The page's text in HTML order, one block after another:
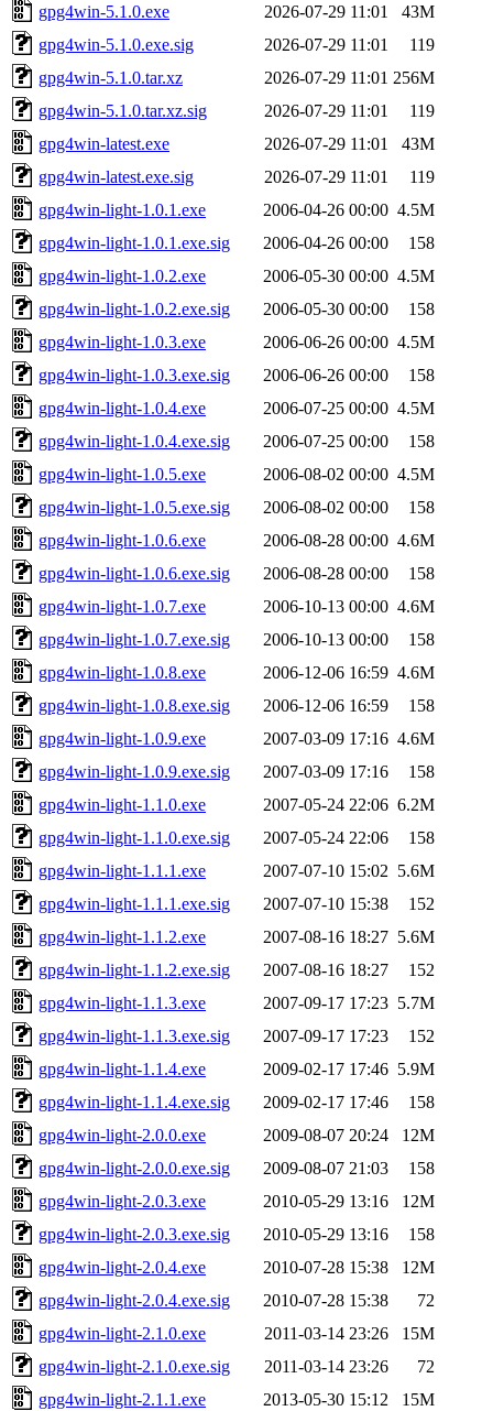
gpg4win-5.1.0.exe
2026-07-29 11:01
43M
gpg4win-5.1.0.exe.sig
2026-07-29 11:01
119
gpg4win-5.1.0.tar.xz
2026-07-29 11:01 256M
gpg4win-5.1.0.tar.xz.sig
2026-07-29 11:01
119
gpg4win-latest.exe
2026-07-29 11:01
43M
gpg4win-latest.exe.sig
2026-07-29 11:01
119
gpg4win-light-1.0.1.exe
2006-04-26 00:00 4.5M
gpg4win-light-1.0.1.exe.sig
2006-04-26 00:00
158
gpg4win-light-1.0.2.exe
2006-05-30 00:00 4.5M
gpg4win-light-1.0.2.exe.sig
2006-05-30 00:00
158
gpg4win-light-1.0.3.exe
2006-06-26 00:00 4.5M
gpg4win-light-1.0.3.exe.sig
2006-06-26 00:00
158
gpg4win-light-1.0.4.exe
2006-07-25 00:00 4.5M
gpg4win-light-1.0.4.exe.sig
2006-07-25 00:00
158
gpg4win-light-1.0.5.exe
2006-08-02 00:00 4.5M
gpg4win-light-1.0.5.exe.sig
2006-08-02 00:00
158
gpg4win-light-1.0.6.exe
2006-08-28 00:00 4.6M
gpg4win-light-1.0.6.exe.sig
2006-08-28 00:00
158
gpg4win-light-1.0.7.exe
2006-10-13 00:00 4.6M
gpg4win-light-1.0.7.exe.sig
2006-10-13 00:00
158
gpg4win-light-1.0.8.exe
2006-12-06 16:59 4.6M
gpg4win-light-1.0.8.exe.sig
2006-12-06 16:59
158
gpg4win-light-1.0.9.exe
2007-03-09 17:16 4.6M
gpg4win-light-1.0.9.exe.sig
2007-03-09 17:16
158
gpg4win-light-1.1.0.exe
2007-05-24 22:06 6.2M
gpg4win-light-1.1.0.exe.sig
2007-05-24 22:06
158
gpg4win-light-1.1.1.exe
2007-07-10 15:02 5.6M
gpg4win-light-1.1.1.exe.sig
2007-07-10 15:38
152
gpg4win-light-1.1.2.exe
2007-08-16 18:27 5.6M
gpg4win-light-1.1.2.exe.sig
2007-08-16 18:27
152
gpg4win-light-1.1.3.exe
2007-09-17 17:23 5.7M
gpg4win-light-1.1.3.exe.sig
2007-09-17 17:23
152
gpg4win-light-1.1.4.exe
2009-02-17 17:46 5.9M
gpg4win-light-1.1.4.exe.sig
2009-02-17 17:46
158
gpg4win-light-2.0.0.exe
2009-08-07 20:24
12M
gpg4win-light-2.0.0.exe.sig
2009-08-07 21:03
158
gpg4win-light-2.0.3.exe
2010-05-29 13:16
12M
gpg4win-light-2.0.3.exe.sig
2010-05-29 13:16
158
gpg4win-light-2.0.4.exe
2010-07-28 15:38
12M
gpg4win-light-2.0.4.exe.sig
2010-07-28 15:38
72
gpg4win-light-2.1.0.exe
2011-03-14 23:26
15M
gpg4win-light-2.1.0.exe.sig
2011-03-14 23:26
72
gpg4win-light-2.1.1.exe
2013-05-30 15:12
15M